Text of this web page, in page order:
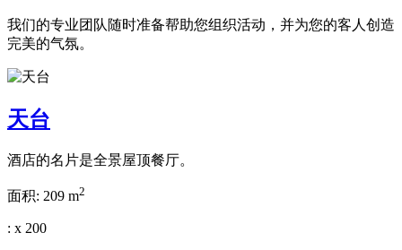
我们的专业团队随时准备帮助您组织活动，并为您的客人创造
完美的气氛。
天台
酒店的名片是全景屋顶餐厅。
面积: 209 m2
: x 200